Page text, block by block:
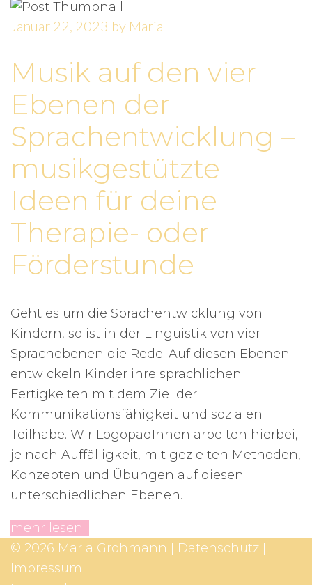
Januar 22, 2023 by Maria
Musik auf den vier
Ebenen der
Sprachentwicklung –
musikgestützte
Ideen für deine
Therapie- oder
Förderstunde
Geht es um die Sprachentwicklung von
Kindern, so ist in der Linguistik von vier
Sprachebenen die Rede. Auf diesen Ebenen
entwickeln Kinder ihre sprachlichen
Fertigkeiten mit dem Ziel der
Kommunikationsfähigkeit und sozialen
Teilhabe. Wir LogopädInnen arbeiten hierbei,
je nach Auffälligkeit, mit gezielten Methoden,
Konzepten und Übungen auf diesen
unterschiedlichen Ebenen.
mehr lesen...
© 2026 Maria Grohmann | Datenschutz
Impressum